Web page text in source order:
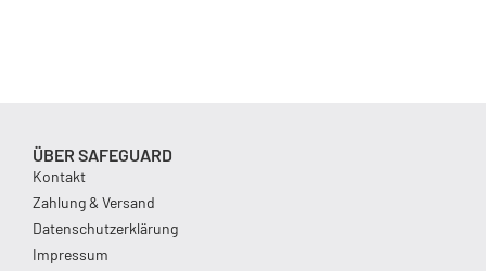
ÜBER SAFEGUARD
Kontakt
Zahlung & Versand
Datenschutzerklärung
Impressum